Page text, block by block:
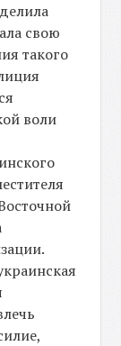
свою
такого
воли